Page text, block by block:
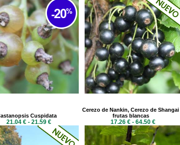
Cuspidata
21.04 € - 21.59 €
Cerezo de Nankin, Cerezo de Shangai
frutas blancas
17.26 € - 64.50 €